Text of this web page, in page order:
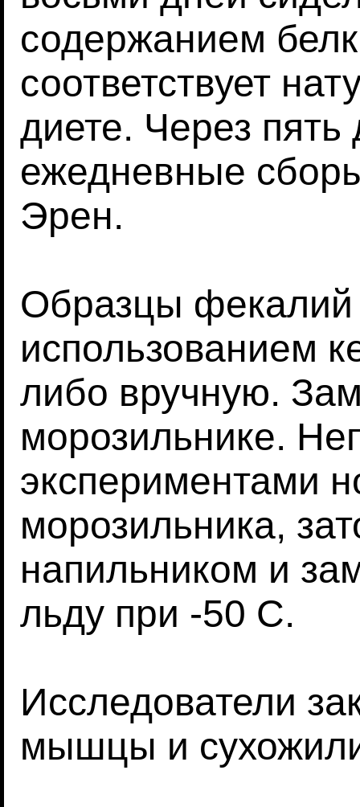
содержанием
соответствует
диете. Через
ежедневные
Эрен.
Образцы
использованием
либо вручную.
морозильнике.
экспериментами
морозильника,
напильником и
льду при -50 C.
Исследователи
мышцы и